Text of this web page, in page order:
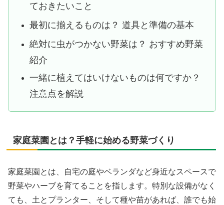
ておきたいこと
最初に揃えるものは？ 道具と準備の基本
絶対に虫がつかない野菜は？ おすすめ野菜
紹介
一緒に植えてはいけないものは何ですか？
注意点を解説
家庭菜園とは？手軽に始める野菜づくり
家庭菜園とは、自宅の庭やベランダなど身近なスペースで
野菜やハーブを育てることを指します。特別な設備がなく
ても、土とプランター、そして種や苗があれば、誰でも始